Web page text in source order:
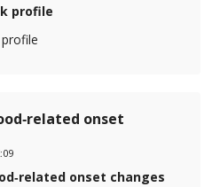
profile
onset
onset changes